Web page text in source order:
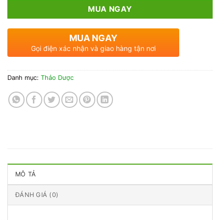
MUA NGAY
MUA NGAY
Gọi điện xác nhận và giao hàng tận nơi
Danh mục: Thảo Dược
MÔ TẢ
ĐÁNH GIÁ (0)